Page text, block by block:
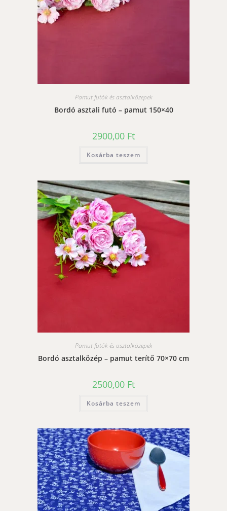
Pamut futók és asztalközepek
Bordó asztali futó – pamut 150×40
2900,00 Ft
Kosárba teszem
Pamut futók és asztalközepek
Bordó asztalközép – pamut terítő 70×70 cm
2500,00 Ft
Kosárba teszem